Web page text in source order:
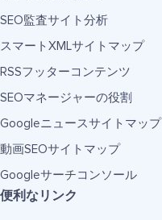
SEO監査サイト分析
スマートXMLサイトマップ
RSSフッターコンテンツ
SEOマネージャーの役割
Googleニュースサイトマップ
動画SEOサイトマップ
Googleサーチコンソール
便利なリンク